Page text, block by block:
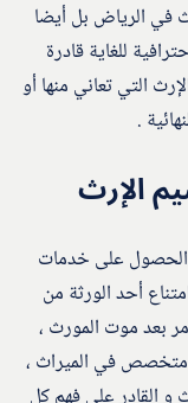
في الرياض بل أيضا
للغاية قادرة
التي تعاني منها أو
.
الإرث
الحصول على خدمات
أحد الورثة من
بعد موت المورث ،
في الميراث ،